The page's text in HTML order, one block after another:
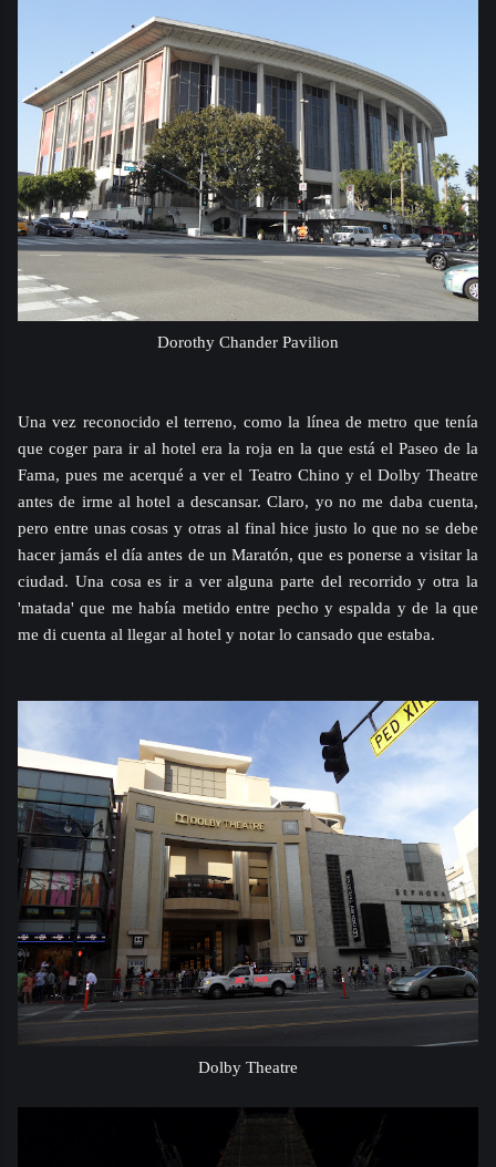
Dorothy Chander Pavilion
Una vez reconocido el terreno, como la línea de metro que tenía
que coger para ir al hotel era la roja en la que está el Paseo de la
Fama, pues me acerqué a ver el Teatro Chino y el Dolby Theatre
antes de irme al hotel a descansar. Claro, yo no me daba cuenta,
pero entre unas cosas y otras al final hice justo lo que no se debe
hacer jamás el día antes de un Maratón, que es ponerse a visitar la
ciudad. Una cosa es ir a ver alguna parte del recorrido y otra la
'matada' que me había metido entre pecho y espalda y de la que
me di cuenta al llegar al hotel y notar lo cansado que estaba.
Dolby Theatre